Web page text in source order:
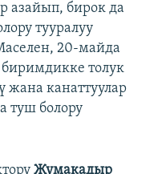
азайып, бирок да
тууралуу
20-майда
толук
жана канаттуулар
туш болору
Жумакадыр